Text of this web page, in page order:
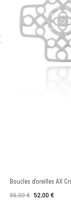
Boucles d’oreilles AX
65,00 € 52,00 €